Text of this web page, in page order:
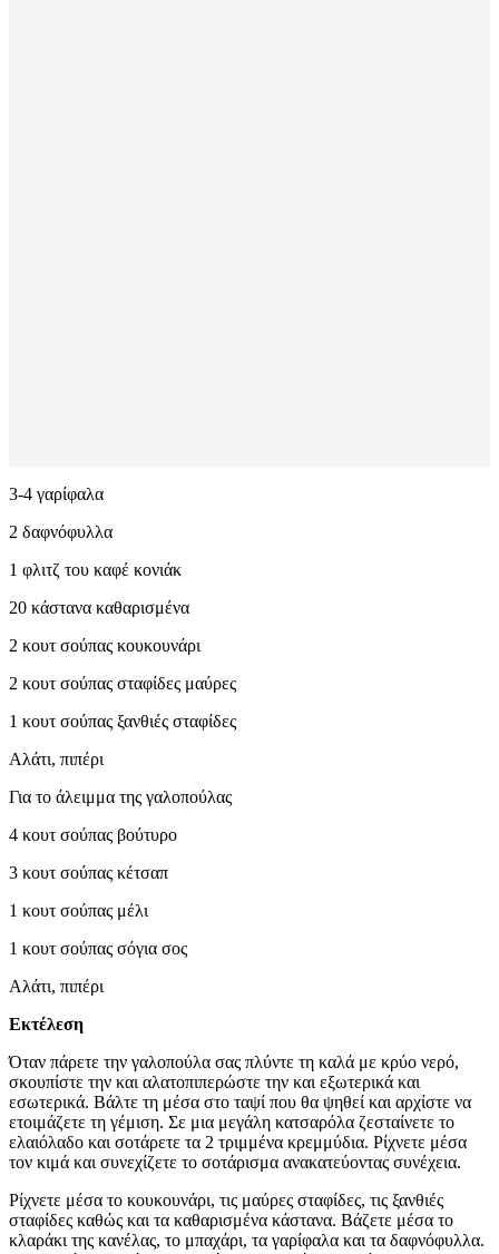
3-4 γαρίφαλα
2 δαφνόφυλλα
1 φλιτζ του καφέ κονιάκ
20 κάστανα καθαρισμένα
2 κουτ σούπας κουκουνάρι
2 κουτ σούπας σταφίδες μαύρες
1 κουτ σούπας ξανθιές σταφίδες
Αλάτι, πιπέρι
Για το άλειμμα της γαλοπούλας
4 κουτ σούπας βούτυρο
3 κουτ σούπας κέτσαπ
1 κουτ σούπας μέλι
1 κουτ σούπας σόγια σος
Αλάτι, πιπέρι
Εκτέλεση
Όταν πάρετε την γαλοπούλα σας πλύντε τη καλά με κρύο νερό,
σκουπίστε την και αλατοπιπερώστε την και εξωτερικά και
εσωτερικά. Βάλτε τη μέσα στο ταψί που θα ψηθεί και αρχίστε να
ετοιμάζετε τη γέμιση. Σε μια μεγάλη κατσαρόλα ζεσταίνετε το
ελαιόλαδο και σοτάρετε τα 2 τριμμένα κρεμμύδια. Ρίχνετε μέσα
τον κιμά και συνεχίζετε το σοτάρισμα ανακατεύοντας συνέχεια.
Ρίχνετε μέσα το κουκουνάρι, τις μαύρες σταφίδες, τις ξανθιές
σταφίδες καθώς και τα καθαρισμένα κάστανα. Βάζετε μέσα το
κλαράκι της κανέλας, το μπαχάρι, τα γαρίφαλα και τα δαφνόφυλλα.